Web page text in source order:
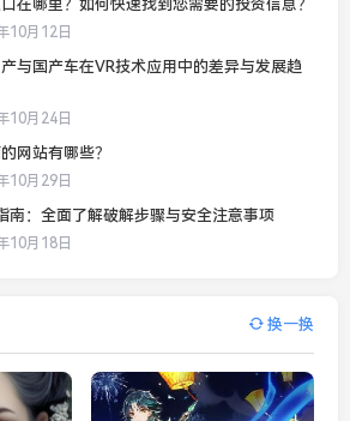
在哪里？如何快速找到您需要的投资信息？
10月12日
与国产车在VR技术应用中的差异与发展趋
10月24日
网站有哪些？
10月29日
南：全面了解破解步骤与安全注意事项
10月18日
换一换